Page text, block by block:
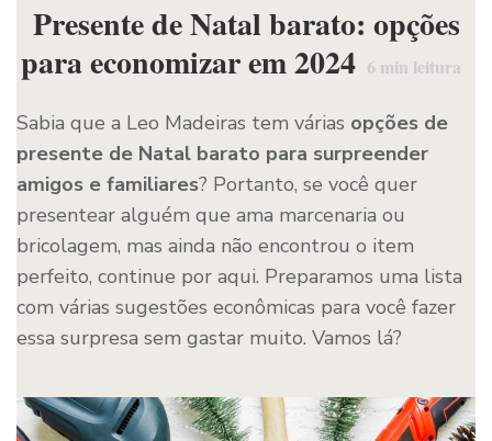
Presente de Natal barato: opções
para economizar em 2024 6 min leitura
Sabia que a Leo Madeiras tem várias opções de
presente de Natal barato para surpreender
amigos e familiares? Portanto, se você quer
presentear alguém que ama marcenaria ou
bricolagem, mas ainda não encontrou o item
perfeito, continue por aqui. Preparamos uma lista
com várias sugestões econômicas para você fazer
essa surpresa sem gastar muito. Vamos lá?